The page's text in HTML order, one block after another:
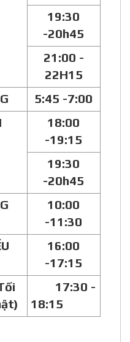
19:30
-20h45
21:00 -
22H15
5:45 -7:00
18:00
-19:15
19:30
-20h45
10:00
-11:30
16:00
-17:15
17:30 -
18:15